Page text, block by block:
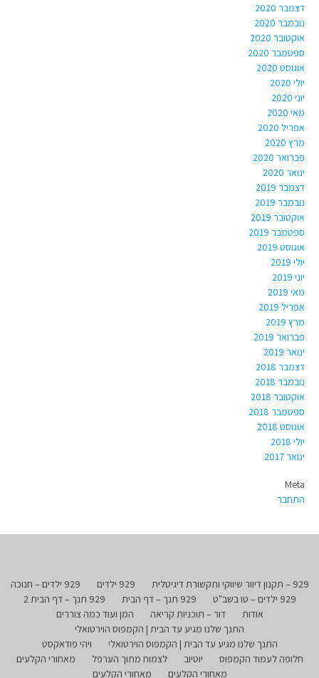
דצמבר 2020
נובמבר 2020
אוקטובר 2020
ספטמבר 2020
אוגוסט 2020
יולי 2020
יוני 2020
מאי 2020
אפריל 2020
מרץ 2020
פברואר 2020
ינואר 2020
דצמבר 2019
נובמבר 2019
אוקטובר 2019
ספטמבר 2019
אוגוסט 2019
יולי 2019
יוני 2019
מאי 2019
אפריל 2019
מרץ 2019
פברואר 2019
ינואר 2019
דצמבר 2018
נובמבר 2018
אוקטובר 2018
ספטמבר 2018
אוגוסט 2018
יולי 2018
ינואר 2017
Meta
התחבר
929 – תקנון דיוור שיווקי ותקשורת דיגיטלית 929 ילדים
929 ילדים – חנוכה
929 ילדים – טו בשב"ט
929 תנך – דף הבית
929 תנך – דף הבית 2
אודות
דור – תוכניות קריאה
המן ועוד כמה צוררים
התנך שלנו מגיע עד הבית | הקמפוס הוירטואלי
התנך שלנו מגיע עד הבית | הקמפוס הוירטואלי
ויהי פודאקסט
חלופה לעמוד הקמפוס
יוטיוב לצמוח מתוך הערפל
מאחורי הקלעים
מאחורי הקלעים
מאחורי הקלעים